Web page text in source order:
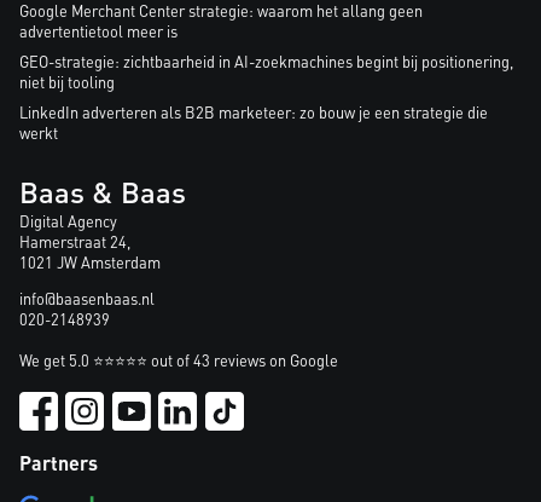
Google Merchant Center strategie: waarom het allang geen
advertentietool meer is
GEO-strategie: zichtbaarheid in AI-zoekmachines begint bij positionering,
niet bij tooling
LinkedIn adverteren als B2B marketeer: zo bouw je een strategie die
werkt
Baas & Baas
Digital Agency
Hamerstraat 24,
1021 JW Amsterdam
info@baasenbaas.nl
020-2148939
We get 5.0 ⭐⭐⭐⭐⭐ out of 43 reviews on Google
Partners